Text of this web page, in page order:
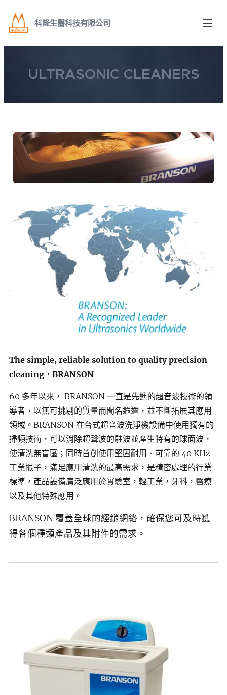
科隆生醫科技有限公司
ULTRASONIC CLEANERS
The simple, reliable solution to quality precision
cleaning ．BRANSON
60 多年以來， BRANSON 一直是先進的超音波技術的領
導者，以無可挑剔的質量而聞名遐邇，並不斷拓展其應用
領域。BRANSON 在台式超音波洗淨機設備中使用獨有的
掃頻技術，可以消除超聲波的駐波並產生特有的球面波，
使清洗無盲區；同時首創使用堅固耐用、可靠的 40 KHz
工業振子，滿足應用清洗的最高需求，是精密處理的行業
標準，產品設備廣泛應用於實驗室，輕工業，牙科，醫療
以及其他特殊應用。
BRANSON 覆蓋全球的經銷網絡，確保您可及時獲
得各個種類產品及其附件的需求。